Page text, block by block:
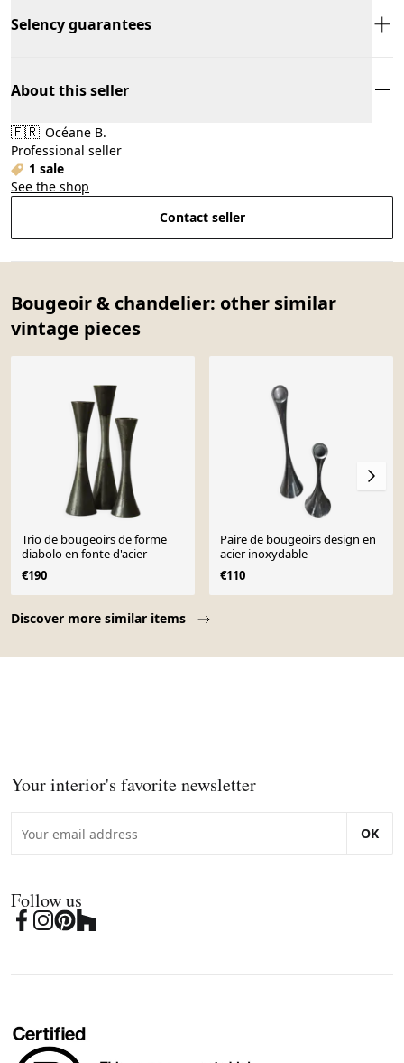
Selency guarantees
About this seller
🇫🇷 Océane B.
Professional seller
1 sale
See the shop
Contact seller
Bougeoir & chandelier: other similar
vintage pieces
Discover more similar items
Trio de bougeoirs de forme
diabolo en fonte d'acier
€190
Paire de bougeoirs design en
acier inoxydable
€110
Your interior's favorite newsletter
OK
Follow us